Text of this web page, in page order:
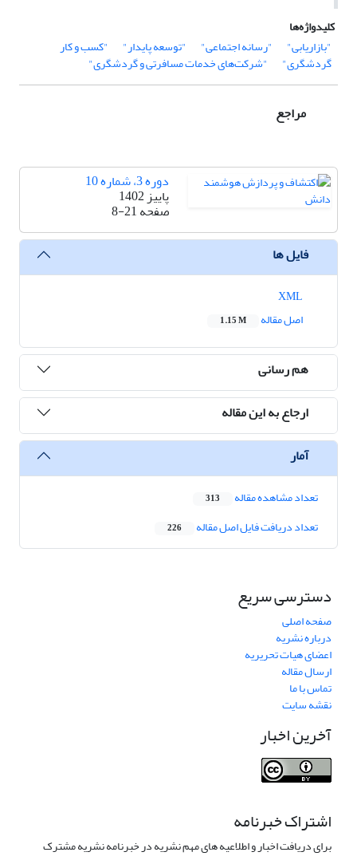
کلیدواژه‌ها
"بازاریابی"
"رسانه اجتماعی" "توسعه پایدار" "کسب و کار
گردشگری" "شرکت‌های خدمات مسافرتی و گردشگری"
مراجع
دوره 3، شماره 10
پاییز 1402
صفحه8-21
فایل ها
اصل مقاله
1.15 M
هم رسانی
ارجاع به این مقاله
آمار
تعداد مشاهده مقاله 313
تعداد دریافت فایل اصل مقاله 226
دسترسی سریع
صفحه اصلی
درباره نشریه
اعضای هیات تحریریه
ارسال مقاله
تماس با ما
نقشه سایت
آخرین اخبار
اشتراک خبرنامه
برای دریافت اخبار و اطلاعیه های مهم نشریه در خبرنامه نشریه مشترک